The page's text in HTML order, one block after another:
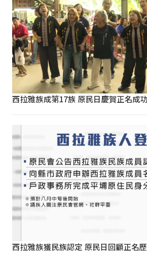
西拉雅族成第17族 原民日慶賀正名成功
西拉雅族獲民族認定 原民日回顧正名